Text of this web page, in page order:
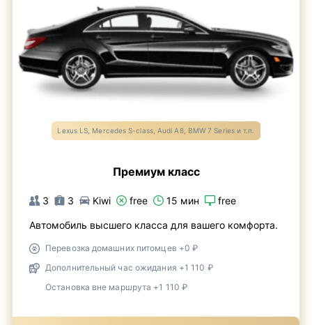
Lexus LS, Mercedes S-class, Audi A8, BMW 7 Series и т.п.
Премиум класс
3 3 Kiwi free 15 мин free
Автомобиль высшего класса для вашего комфорта.
Перевозка домашних питомцев +0 ₽
Дополнительный час ожидания +1 110 ₽
Остановка вне маршрута +1 110 ₽